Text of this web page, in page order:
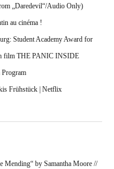
„Daredevil“/Audio Only)
au cinéma !
Student Academy Award for
film THE PANIC INSIDE
Frühstück | Netflix
Mending“ by Samantha Moore //